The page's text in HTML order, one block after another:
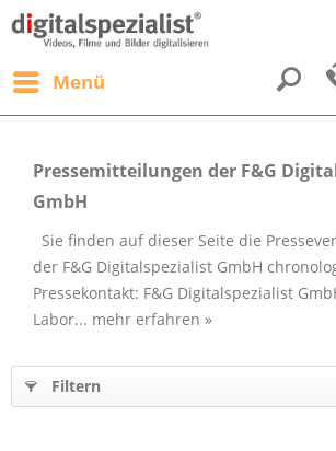
Menü
Pressemitteilungen der F&G
GmbH
Sie finden auf dieser Seite die
der F&G Digitalspezialist GmbH
Pressekontakt: F&G Digitalspezialist
Labor... mehr erfahren »
Filtern